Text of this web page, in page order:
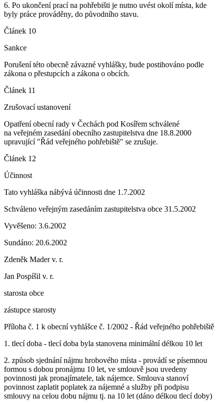
6. Po ukončení prací na pohřebišti je nutno uvést okolí místa, kde
byly práce prováděny, do původního stavu.
Článek 10
Sankce
Porušení této obecně závazné vyhlášky, bude postihováno podle
zákona o přestupcích a zákona o obcích.
Článek 11
Zrušovací ustanovení
Opatření obecní rady v Čechách pod Kosířem schválené
na veřejném zasedání obecního zastupitelstva dne 18.8.2000
upravující "Řád veřejného pohřebiště" se zrušuje.
Článek 12
Účinnost
Tato vyhláška nábývá účinnosti dne 1.7.2002
Schváleno veřejným zasedáním zastupitelstva obce 31.5.2002
Vyvěšeno: 3.6.2002
Sundáno: 20.6.2002
Zdeněk Mader v. r.
Jan Pospíšil v. r.
starosta obce
zástupce starosty
Příloha č. 1 k obecní vyhlášce č. 1/2002 - Řád veřejného pohřebiště
1. tlecí doba - tlecí doba byla stanovena minimální délkou 10 let
2. způsob sjednání nájmu hrobového místa - provádí se písemnou
formou s dobou pronájmu 10 let, ve smlouvě jsou uvedeny
povinnosti jak pronajímatele, tak nájemce. Smlouva stanoví
povinnost zaplatit poplatek za nájemné a služby při podpisu
smlouvy na celou dobu nájmu tj. na 10 let (dáno délkou tlecí doby)